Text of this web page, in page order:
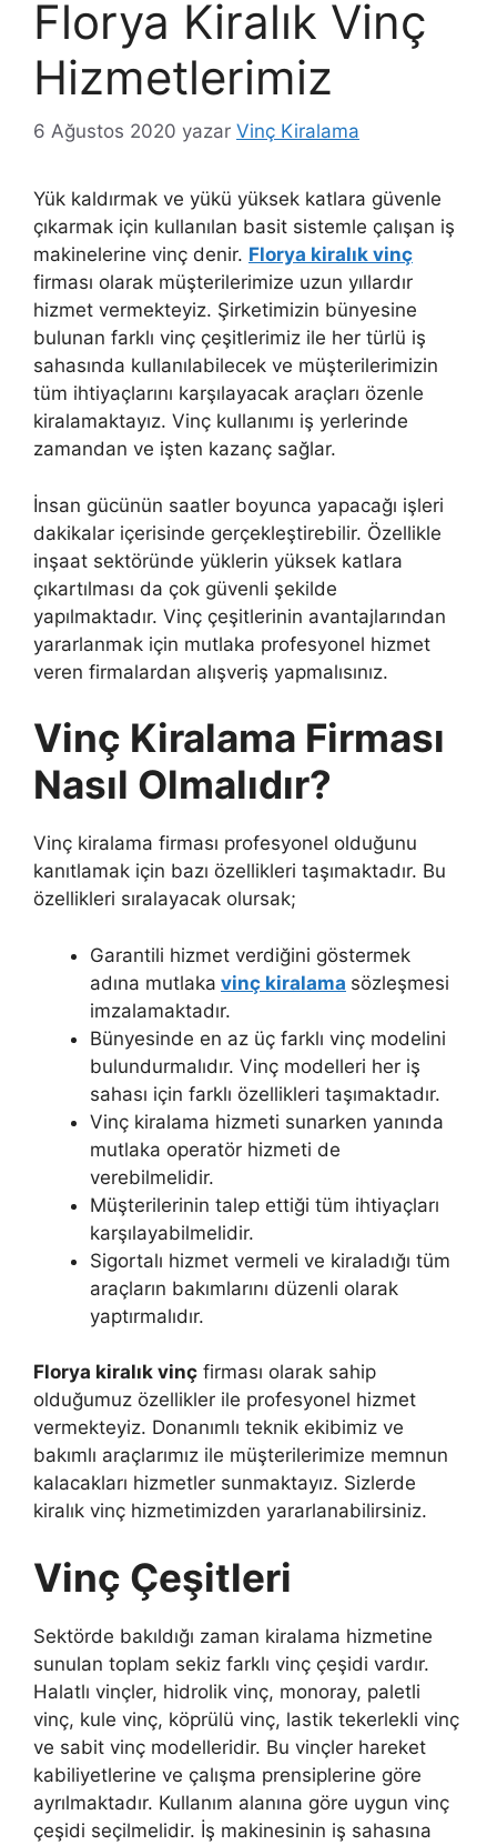
Florya Kiralık Vinç
Hizmetlerimiz
6 Ağustos 2020 yazar Vinç Kiralama
Yük kaldırmak ve yükü yüksek katlara güvenle
çıkarmak için kullanılan basit sistemle çalışan iş
makinelerine vinç denir. Florya kiralık vinç
firması olarak müşterilerimize uzun yıllardır
hizmet vermekteyiz. Şirketimizin bünyesine
bulunan farklı vinç çeşitlerimiz ile her türlü iş
sahasında kullanılabilecek ve müşterilerimizin
tüm ihtiyaçlarını karşılayacak araçları özenle
kiralamaktayız. Vinç kullanımı iş yerlerinde
zamandan ve işten kazanç sağlar.
İnsan gücünün saatler boyunca yapacağı işleri
dakikalar içerisinde gerçekleştirebilir. Özellikle
inşaat sektöründe yüklerin yüksek katlara
çıkartılması da çok güvenli şekilde
yapılmaktadır. Vinç çeşitlerinin avantajlarından
yararlanmak için mutlaka profesyonel hizmet
veren firmalardan alışveriş yapmalısınız.
Vinç Kiralama Firması
Nasıl Olmalıdır?
Vinç kiralama firması profesyonel olduğunu
kanıtlamak için bazı özellikleri taşımaktadır. Bu
özellikleri sıralayacak olursak;
Garantili hizmet verdiğini göstermek
adına mutlaka vinç kiralama sözleşmesi
imzalamaktadır.
Bünyesinde en az üç farklı vinç modelini
bulundurmalıdır. Vinç modelleri her iş
sahası için farklı özellikleri taşımaktadır.
Vinç kiralama hizmeti sunarken yanında
mutlaka operatör hizmeti de
verebilmelidir.
Müşterilerinin talep ettiği tüm ihtiyaçları
karşılayabilmelidir.
Sigortalı hizmet vermeli ve kiraladığı tüm
araçların bakımlarını düzenli olarak
yaptırmalıdır.
Florya kiralık vinç firması olarak sahip
olduğumuz özellikler ile profesyonel hizmet
vermekteyiz. Donanımlı teknik ekibimiz ve
bakımlı araçlarımız ile müşterilerimize memnun
kalacakları hizmetler sunmaktayız. Sizlerde
kiralık vinç hizmetimizden yararlanabilirsiniz.
Vinç Çeşitleri
Sektörde bakıldığı zaman kiralama hizmetine
sunulan toplam sekiz farklı vinç çeşidi vardır.
Halatlı vinçler, hidrolik vinç, monoray, paletli
vinç, kule vinç, köprülü vinç, lastik tekerlekli vinç
ve sabit vinç modelleridir. Bu vinçler hareket
kabiliyetlerine ve çalışma prensiplerine göre
ayrılmaktadır. Kullanım alanına göre uygun vinç
çeşidi seçilmelidir. İş makinesinin iş sahasına